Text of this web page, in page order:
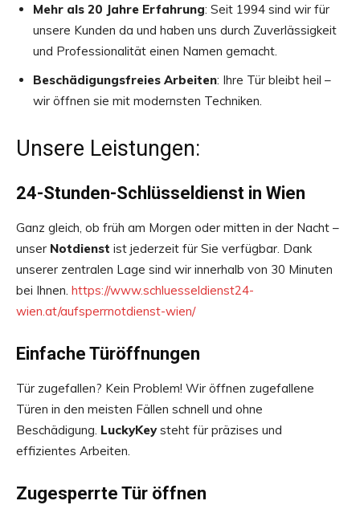
Mehr als 20 Jahre Erfahrung: Seit 1994 sind wir für
unsere Kunden da und haben uns durch Zuverlässigkeit
und Professionalität einen Namen gemacht.
Beschädigungsfreies Arbeiten: Ihre Tür bleibt heil –
wir öffnen sie mit modernsten Techniken.
Unsere Leistungen:
24-Stunden-Schlüsseldienst in Wien
Ganz gleich, ob früh am Morgen oder mitten in der Nacht –
unser Notdienst ist jederzeit für Sie verfügbar. Dank
unserer zentralen Lage sind wir innerhalb von 30 Minuten
bei Ihnen. https://www.schluesseldienst24-
wien.at/aufsperrnotdienst-wien/
Einfache Türöffnungen
Tür zugefallen? Kein Problem! Wir öffnen zugefallene
Türen in den meisten Fällen schnell und ohne
Beschädigung. LuckyKeysteht für präzises und
effizientes Arbeiten.
Zugesperrte Tür öffnen